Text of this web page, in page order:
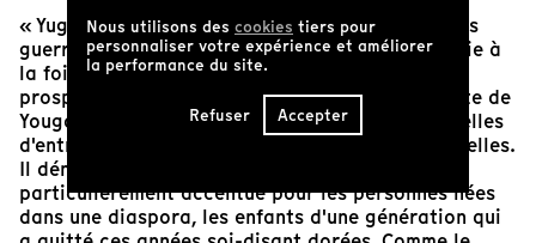
« Yugonostalgie » est un terme apparu depuis les
guerres yougoslaves des années 1990, qui signifie à
la fois la nostalgie d'une époque de paix et de
prospérité dans la République fédérale socialiste de
Yougoslavie, ainsi que la moquerie de ceux et celles
d'entre nous qui perçoivent ces années comme telles.
Il dénote un récit brisé qui, me semble-t-il, est
particulièrement accentué pour les personnes nées
dans une diaspora, les enfants d'une génération qui
Nous utilisons des cookies tiers pour
personnaliser votre expérience et améliorer
la performance du site.
Refuser Accepter